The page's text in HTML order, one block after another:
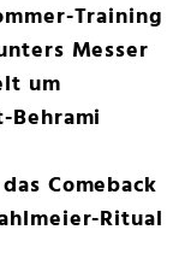
Training
Messer
um
Behrami
Comeback
Ritual